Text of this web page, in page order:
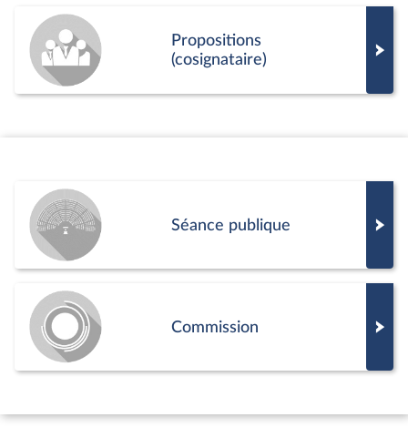
Propositions
(cosignataire)
Séance publique
Commission